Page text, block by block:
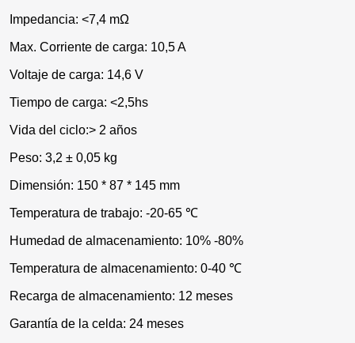
Impedancia: <7,4 mΩ
Max. Corriente de carga: 10,5 A
Voltaje de carga: 14,6 V
Tiempo de carga: <2,5hs
Vida del ciclo:> 2 años
Peso: 3,2 ± 0,05 kg
Dimensión: 150 * 87 * 145 mm
Temperatura de trabajo: -20-65 ℃
Humedad de almacenamiento: 10% -80%
Temperatura de almacenamiento: 0-40 ℃
Recarga de almacenamiento: 12 meses
Garantía de la celda: 24 meses